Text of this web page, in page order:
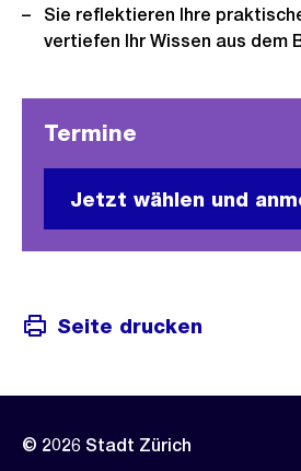
Sie reflektieren Ihre
vertiefen Ihr Wissen aus dem
Termine
Jetzt wählen und
Seite drucken
© 2026 Stadt Zürich